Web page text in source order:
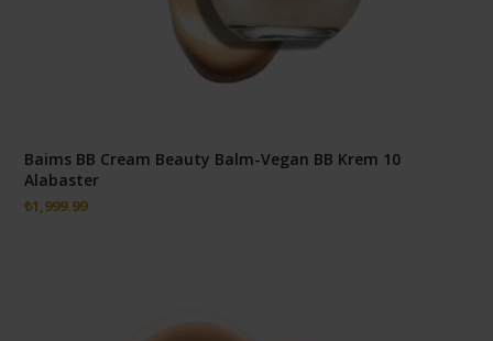
Baims BB Cream Beauty Balm-Vegan BB Krem 10
Alabaster
₺1,999.99